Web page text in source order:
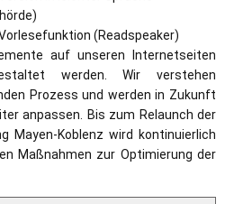
(Readspeaker)
auf unseren Internetseiten
werden. Wir verstehen
Prozess und werden in Zukunft
anpassen. Bis zum Relaunch der
Mayen-Koblenz wird kontinuierlich
Maßnahmen zur Optimierung der